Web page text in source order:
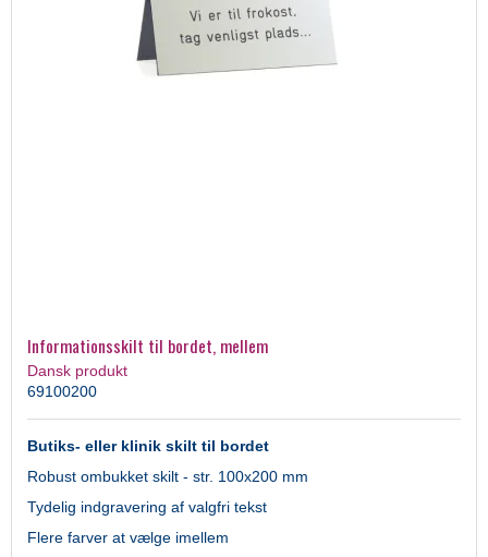
Informationsskilt til bordet, mellem
Dansk produkt
69100200
Butiks- eller klinik skilt til bordet
Robust ombukket skilt - str. 100x200 mm
Tydelig indgravering af valgfri tekst
Flere farver at vælge imellem